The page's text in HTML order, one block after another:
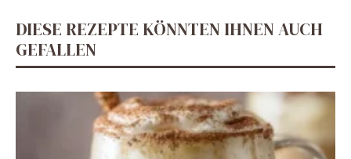
DIESE REZEPTE KÖNNTEN IHNEN AUCH
GEFALLEN